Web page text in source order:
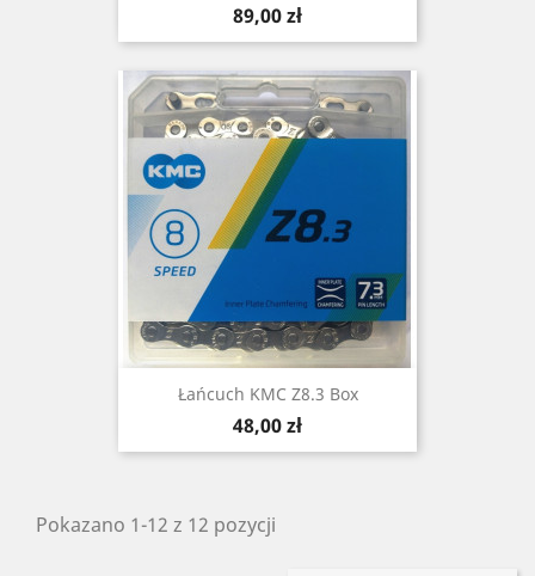
Cena
89,00 zł
Łańcuch KMC Z8.3 Box
Cena
48,00 zł
Pokazano 1-12 z 12 pozycji